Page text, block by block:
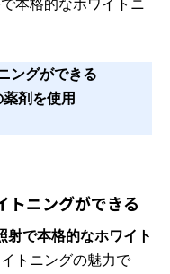
本格的なホワイトニ
ングができる
剤を使用
トニングができる
射で本格的なホワイト
トニングの魅力で